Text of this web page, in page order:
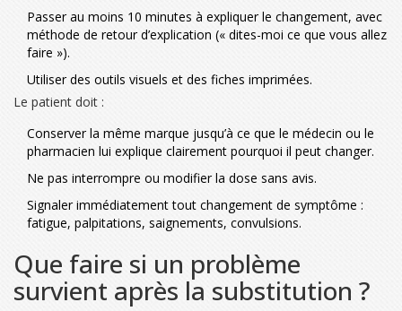
Passer au moins 10 minutes à expliquer le changement, avec
méthode de retour d’explication (« dites-moi ce que vous allez
faire »).
Utiliser des outils visuels et des fiches imprimées.
Le patient doit :
Conserver la même marque jusqu’à ce que le médecin ou le
pharmacien lui explique clairement pourquoi il peut changer.
Ne pas interrompre ou modifier la dose sans avis.
Signaler immédiatement tout changement de symptôme :
fatigue, palpitations, saignements, convulsions.
Que faire si un problème
survient après la substitution ?